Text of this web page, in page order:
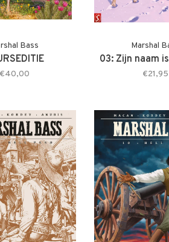
Bass Marshal
03: Zijn naam
€21,95